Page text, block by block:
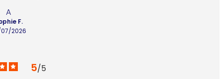
A
2026
F.
5/5